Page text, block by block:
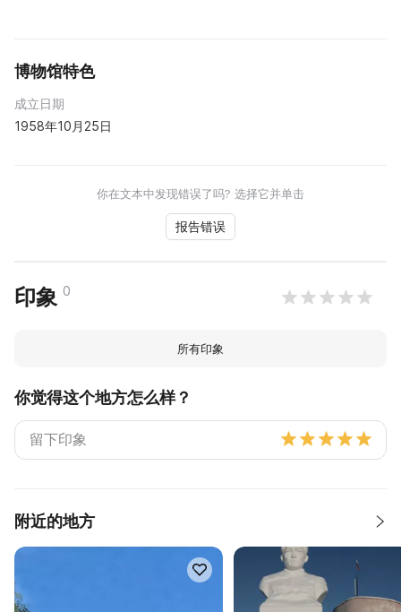
博物馆特色
成立日期
1958年10月25日
你在文本中发现错误了吗? 选择它并单击
报告错误
印象 0
所有印象
你觉得这个地方怎么样？
附近的地方